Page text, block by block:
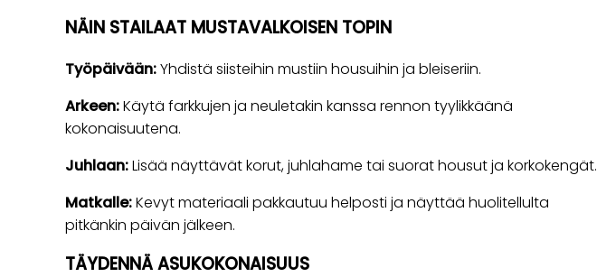
NÄIN STAILAAT MUSTAVALKOISEN TOPIN
Työpäivään:Yhdistä siisteihin mustiin housuihin ja bleiseriin.
Arkeen:Käytä farkkujen ja neuletakin kanssa rennon tyylikkäänä
kokonaisuutena.
Juhlaan:Lisää näyttävät korut, juhlahame tai suorat housut ja korkokengät.
Matkalle:Kevyt materiaali pakkautuu helposti ja näyttää huolitellulta
pitkänkin päivän jälkeen.
TÄYDENNÄ ASUKOKONAISUUS